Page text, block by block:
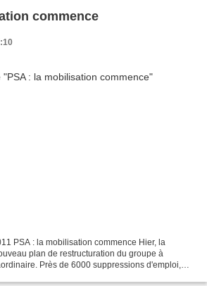
commence
PSA : la mobilisation commence Hier, la
plan de restructuration du groupe à
Près de 6000 suppressions d'emploi,